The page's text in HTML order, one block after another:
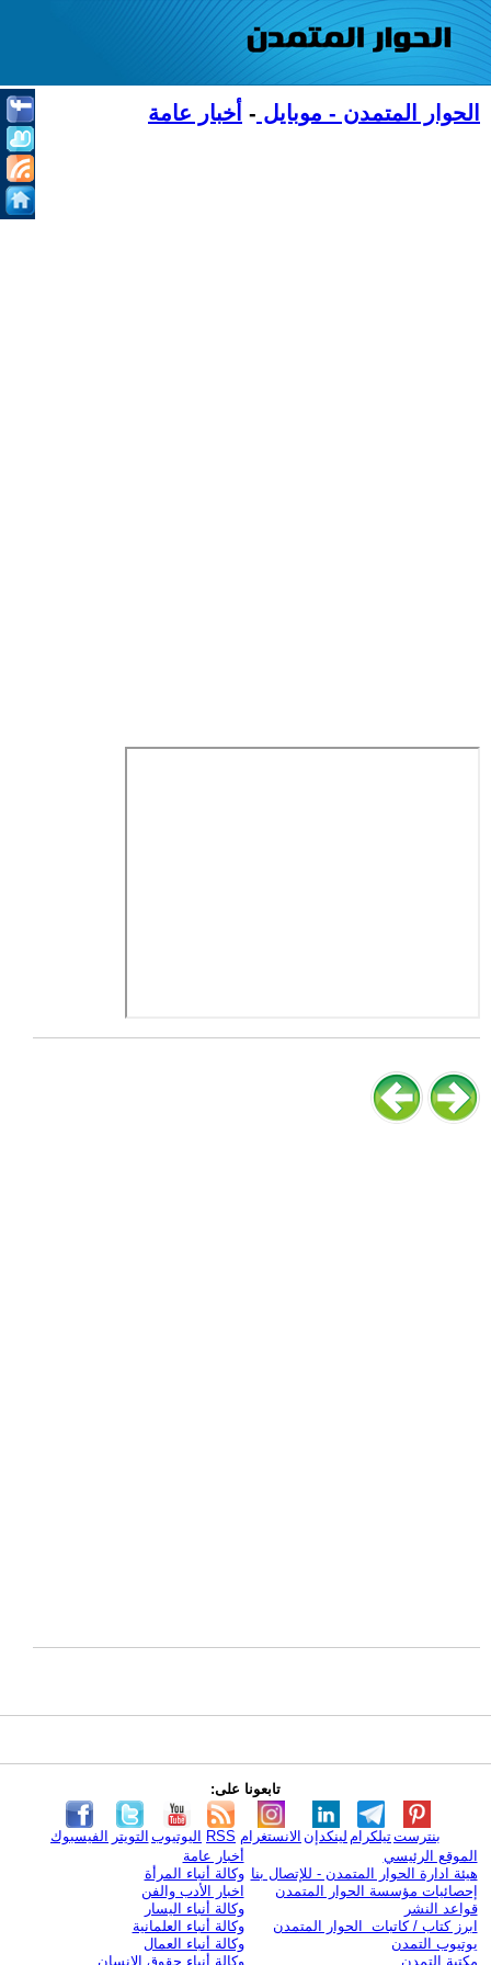
الحوار المتمدن - موبايل - أخبار عامة
تابعونا على:
الفيسبوك التويتر اليوتيوب RSS الانستغرام لينكدإن تيلكرامبنترست
الموقع الرئيسي
هيئة ادارة الحوار المتمدن - للإتصال بنا
إحصائيات مؤسسة الحوار المتمدن
قواعد النشر
ابرز كتاب / كاتبات الحوار المتمدن
يوتيوب التمدن
مكتبة التمدن
أخبار عامة
وكالة أنباء المرأة
اخبار الأدب والفن
وكالة أنباء اليسار
وكالة أنباء العلمانية
وكالة أنباء العمال
وكالة أنباء حقوق الإنسان